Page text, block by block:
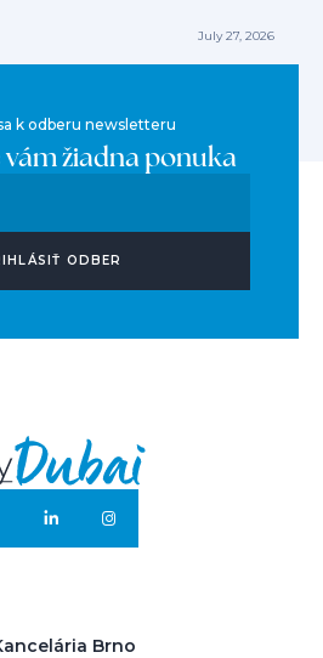
July 27, 2026
k odberu newsletteru
žiadna ponuka
ODBER
Brno